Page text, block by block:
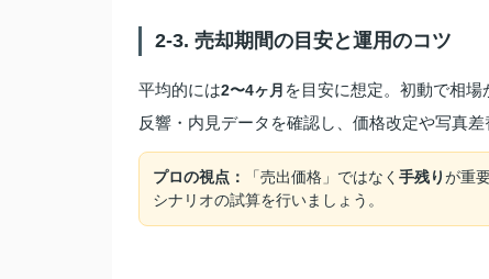
2-3. 売却期間の目安と運用のコツ
平均的には2〜4ヶ月 を目安に想定。初動で相
反響・内見データを確認し、価格改定や写真
プロの視点： 「売出価格」ではなく 手残りが重
シナリオの試算を行いましょう。